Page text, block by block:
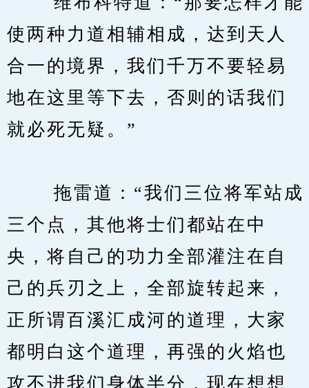
使两种力道相辅相成，达到天人
合一的境界，我们千万不要轻易
地在这里等下去，否则的话我们
就必死无疑。”
拖雷道：“我们三位将军站成
三个点，其他将士们都站在中
央，将自己的功力全部灌注在自
己的兵刃之上，全部旋转起来，
正所谓百溪汇成河的道理，大家
都明白这个道理，再强的火焰也
攻不进我们身体半分，现在想想